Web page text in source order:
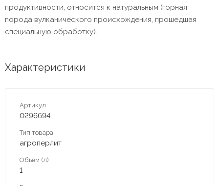
продуктивности, относится к натуральным (горная
порода вулканического происхождения, прошедшая
специальную обработку).
Характеристики
Артикул
0296694
Тип товара
агроперлит
Объем (л)
1